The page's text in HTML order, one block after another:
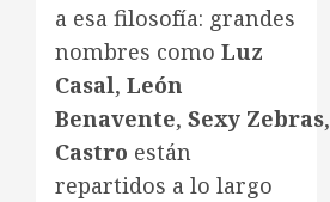
a esa filosofía: grandes
nombres como Luz
Casal, León
Benavente, Sexy Zebras,
Castro están
repartidos a lo largo